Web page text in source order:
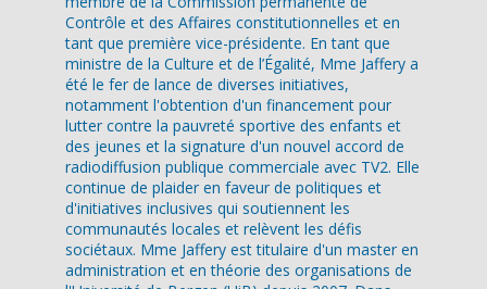
Contrôle et des Affaires constitutionnelles et en
tant que première vice-présidente. En tant que
ministre de la Culture et de l’Égalité, Mme Jaffery a
été le fer de lance de diverses initiatives,
notamment l'obtention d'un financement pour
lutter contre la pauvreté sportive des enfants et
des jeunes et la signature d'un nouvel accord de
radiodiffusion publique commerciale avec TV2. Elle
continue de plaider en faveur de politiques et
d'initiatives inclusives qui soutiennent les
communautés locales et relèvent les défis
sociétaux. Mme Jaffery est titulaire d'un master en
administration et en théorie des organisations de